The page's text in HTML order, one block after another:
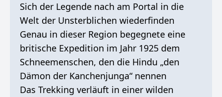
Sich der Legende nach am Portal in die
Welt der Unsterblichen wiederfinden
Genau in dieser Region begegnete eine
britische Expedition im Jahr 1925 dem
Schneemenschen, den die Hindu „den
Dämon der Kanchenjunga“ nennen
Das Trekking verläuft in einer wilden